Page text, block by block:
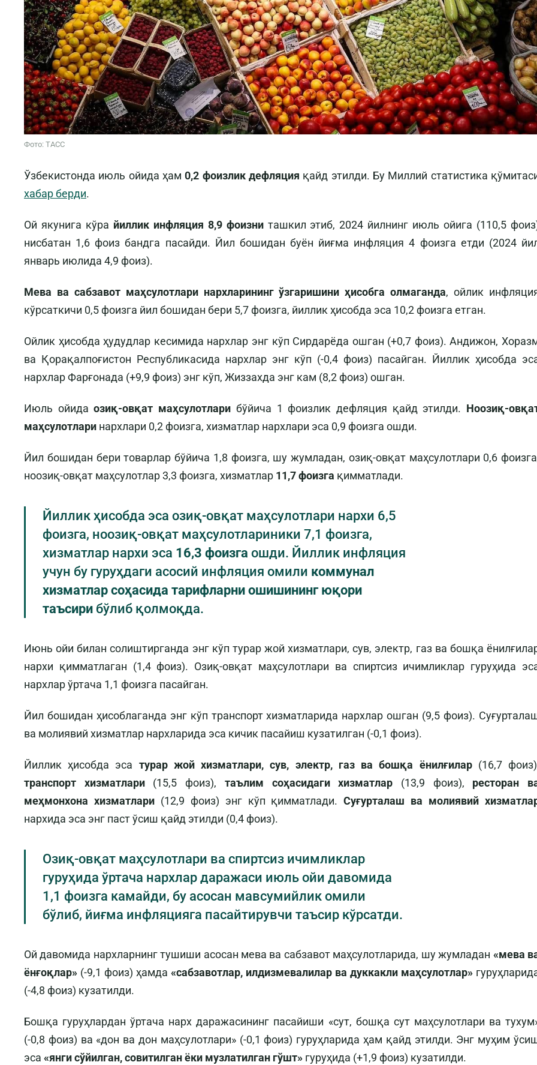
Фото: ТАСС
Ўзбекистонда июль ойида ҳам0,2 фоизлик дефляция қайд этилди. Бу Миллий статистика
хабар берди.
Ой якунига кўра йиллик инфляция 8,9 фоизниташкил этиб, 2024 йилнинг июль ойига (110,5
нисбатан 1,6 фоиз бандга пасайди. Йил бошидан буён йиғма инфляция 4 фоизга етди (2024
январь июлида 4,9 фоиз).
Мева ва сабзавот маҳсулотлари нархларининг ўзгаришини ҳисобга олмаганда, ойлик
кўрсаткичи 0,5 фоизга йил бошидан бери 5,7 фоизга, йиллик ҳисобда эса 10,2 фоизга етган.
Ойлик ҳисобда ҳудудлар кесимида нархлар энг кўп Сирдарёда ошган (+0,7 фоиз). Андижон,
ва Қорақалпоғистон Республикасида нархлар энг кўп (-0,4 фоиз) пасайган. Йиллик ҳисобда
нархлар Фарғонада (+9,9 фоиз) энг кўп, Жиззахда энг кам (8,2 фоиз) ошган.
Июль ойидаозиқ-овқат маҳсулотлари бўйича 1 фоизлик дефляция қайд этилди. Ноозиқ-
маҳсулотлари нархлари 0,2 фоизга, хизматлар нархлари эса 0,9 фоизга ошди.
Йил бошидан бери товарлар бўйича 1,8 фоизга, шу жумладан, озиқ-овқат маҳсулотлари 0,6
ноозиқ-овқат маҳсулотлар 3,3 фоизга, хизматлар 11,7 фоизга қимматлади.
Йиллик ҳисобда эса озиқ-овқат маҳсулотлари нархи 6,5
фоизга, ноозиқ-овқат маҳсулотлариники 7,1 фоизга,
хизматлар нархи эса 16,3 фоизга ошди. Йиллик инфляция
учун бу гуруҳдаги асосий инфляция омили коммунал
хизматлар соҳасида тарифларни ошишининг юқори
таъсири бўлиб қолмоқда.
Июнь ойи билан солиштирганда энг кўп турар жой хизматлари, сув, электр, газ ва бошқа
нархи қимматлаган (1,4 фоиз). Озиқ-овқат маҳсулотлари ва спиртсиз ичимликлар гуруҳида
нархлар ўртача 1,1 фоизга пасайган.
Йил бошидан ҳисоблаганда энг кўп транспорт хизматларида нархлар ошган (9,5 фоиз).
ва молиявий хизматлар нархларида эса кичик пасайиш кузатилган (-0,1 фоиз).
Йиллик ҳисобда эса турар жой хизматлари, сув, электр, газ ва бошқа ёнилғилар(16,7
транспорт хизматлари(15,5 фоиз), таълим соҳасидаги хизматлар (13,9 фоиз), ресторан
меҳмонхона хизматлари(12,9 фоиз) энг кўп қимматлади.Суғурталаш ва молиявий
нархида эса энг паст ўсиш қайд этилди (0,4 фоиз).
Озиқ-овқат маҳсулотлари ва спиртсиз ичимликлар
гуруҳида ўртача нархлар даражаси июль ойи давомида
1,1 фоизга камайди, бу асосан мавсумийлик омили
бўлиб, йиғма инфляцияга пасайтирувчи таъсир кўрсатди.
Ой давомида нархларнинг тушиши асосан мева ва сабзавот маҳсулотларида, шу жумладан «мева
ёнғоқлар» (-9,1 фоиз) ҳамда «сабзавотлар, илдизмевалилар ва дуккакли маҳсулотлар»
(-4,8 фоиз) кузатилди.
Бошқа гуруҳлардан ўртача нарх даражасининг пасайиши «сут, бошқа сут маҳсулотлари ва
(-0,8 фоиз) ва «дон ва дон маҳсулотлари» (-0,1 фоиз) гуруҳларида ҳам қайд этилди. Энг муҳим
эса «янги сўйилган, совитилган ёки музлатилган гўшт» гуруҳида (+1,9 фоиз) кузатилди.